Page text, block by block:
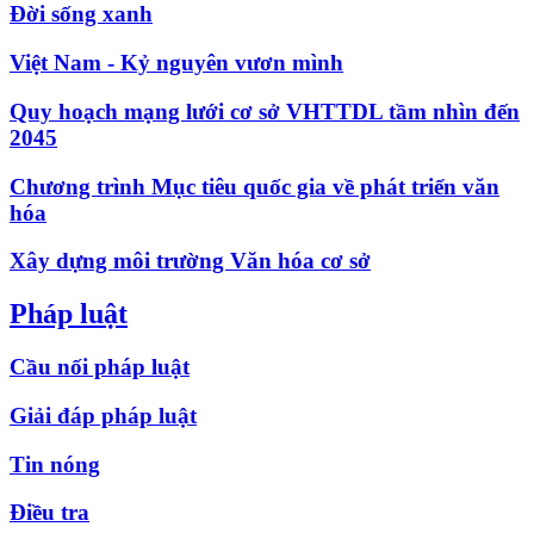
Đời sống xanh
Việt Nam - Kỷ nguyên vươn mình
Quy hoạch mạng lưới cơ sở VHTTDL tầm nhìn đến
2045
Chương trình Mục tiêu quốc gia về phát triển văn
hóa
Xây dựng môi trường Văn hóa cơ sở
Pháp luật
Cầu nối pháp luật
Giải đáp pháp luật
Tin nóng
Điều tra